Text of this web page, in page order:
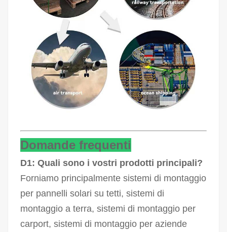
Domande frequenti
D1: Quali sono i vostri prodotti principali?
Forniamo principalmente sistemi di montaggio
per pannelli solari su tetti, sistemi di
montaggio a terra, sistemi di montaggio per
carport, sistemi di montaggio per aziende